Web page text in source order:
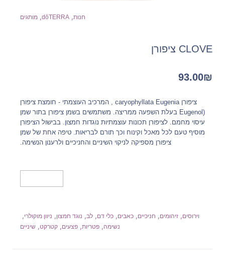
חנות,
dōTERRA
, מותגים
CLOVE ציפורן
93.00₪
ציפורן caryophyllata Eugenia , המרכיב העוצמתי - חומצת ציפורן
(Eugenol בעלת השפעה ממריצה. משתמשים בשמן ציפורן בתור שמן
עיסוי מחמם. לציפורן תכונות עוצמתיות נוגדות חמצון. בבישול הציפורן
מוסיף טעם לכל מאכל וקינוח וכך תורם לבריאות. טיפה אחת של שמן
ציפורן מספיקה לניקוי השיניים והחניכיים ולרענון הנשימה.
וירוסים, זיהומים, חניכיים, כאבים, כלי דם, לב, נוגד חמצון, ניוון מוקולרי,
נשימה, פטריות, פצעים, קטרקט, שיניים